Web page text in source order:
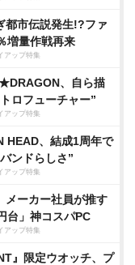
都市伝説発生!?ファ
増量作戦再来
アップ特集
、自ら描
ロフューチャー”
アップ特集
HEAD、結成1周年で
ンドらしさ”
アップ特集
メーカー社員が推す
台」神コスパPC
アップ特集
』限定ウオッチ、プ